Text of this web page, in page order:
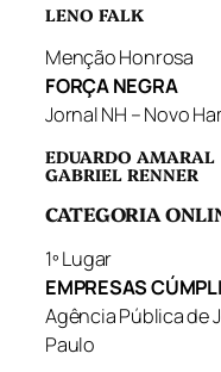
LENO FALK
Menção Honrosa
FORÇA NEGRA
Jornal NH – Novo
EDUARDO AMARAL
GABRIEL RENNER
CATEGORIA
1º Lugar
EMPRESAS
Agência Pública de
Paulo